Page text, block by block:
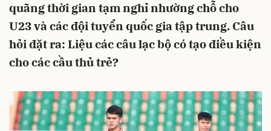
quãng thời gian tạm nghỉ nhường chỗ cho
U23 và các đội tuyển quốc gia tập trung. Câu
hỏi đặt ra: Liệu các câu lạc bộ có tạo điều kiện
cho các cầu thủ trẻ?